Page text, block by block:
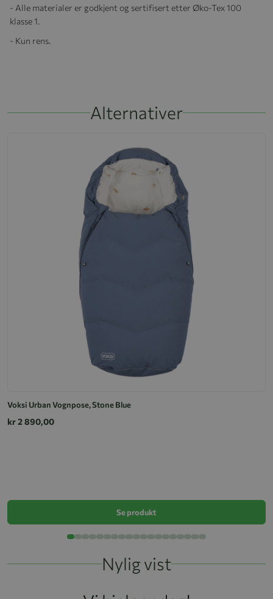
- Alle materialer er godkjent og sertifisert etter Øko-Tex 100
klasse 1.
- Kun rens.
Alternativer
Voksi Urban Vognpose, Stone Blue
kr 2 890,00
Se produkt
Nylig vist